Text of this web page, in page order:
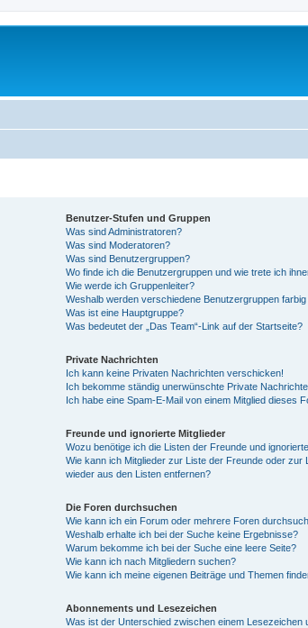
Benutzer-Stufen und Gruppen
Was sind Administratoren?
Was sind Moderatoren?
Was sind Benutzergruppen?
Wo finde ich die Benutzergruppen und wie trete ich
Wie werde ich Gruppenleiter?
Weshalb werden verschiedene Benutzergruppen
Was ist eine Hauptgruppe?
Was bedeutet der „Das Team“-Link auf der Startseite?
Private Nachrichten
Ich kann keine Privaten Nachrichten verschicken!
Ich bekomme ständig unerwünschte Private
Ich habe eine Spam-E-Mail von einem Mitglied dieses
Freunde und ignorierte Mitglieder
Wozu benötige ich die Listen der Freunde und
Wie kann ich Mitglieder zur Liste der Freunde oder
wieder aus den Listen entfernen?
Die Foren durchsuchen
Wie kann ich ein Forum oder mehrere Foren
Weshalb erhalte ich bei der Suche keine Ergebnisse?
Warum bekomme ich bei der Suche eine leere Seite?
Wie kann ich nach Mitgliedern suchen?
Wie kann ich meine eigenen Beiträge und Themen
Abonnements und Lesezeichen
Was ist der Unterschied zwischen einem Lesezeichen